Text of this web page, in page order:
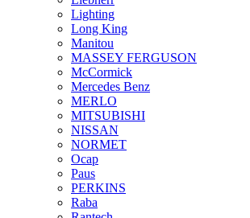
Lighting
Long King
Manitou
MASSEY FERGUSON
McCormick
Mercedes Benz
MERLO
MITSUBISHI
NISSAN
NORMET
Ocap
Paus
PERKINS
Raba